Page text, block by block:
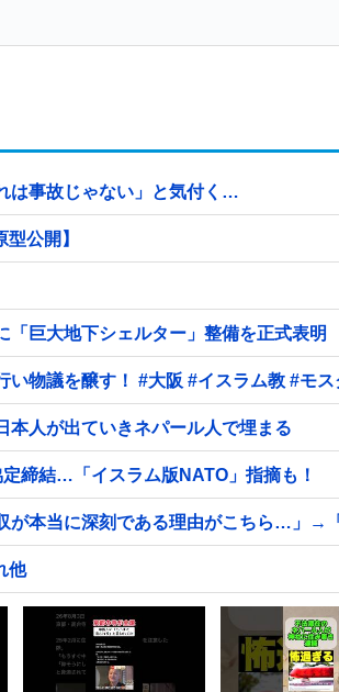
は事故じゃない」と気付く…
公開】
巨大地下シェルター」整備を正式表明
大阪府の小学校でイスラム教の指導者が授業を行い物議を醸す！ #大阪 #イスラム教
本人が出ていきネパール人で埋まる
締結…「イスラム版NATO」指摘も！
が本当に深刻である理由がこちら…」→
他